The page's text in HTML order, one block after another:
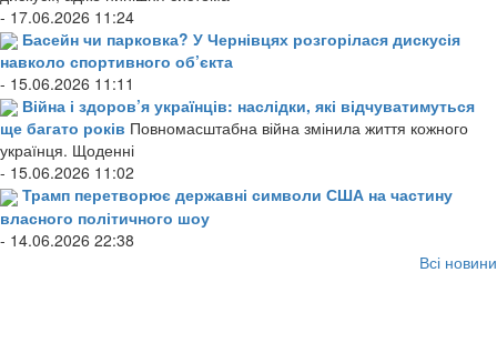
- 17.06.2026 11:24
Басейн чи парковка? У Чернівцях розгорілася дискусія
навколо спортивного об’єкта
- 15.06.2026 11:11
Війна і здоров’я українців: наслідки, які відчуватимуться
ще багато років Повномасштабна війна змінила життя кожного
українця. Щоденні
- 15.06.2026 11:02
Трамп перетворює державні символи США на частину
власного політичного шоу
- 14.06.2026 22:38
Всі новини